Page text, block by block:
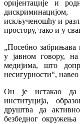
оријентације и
искљученошћу и
простору, тако и у
„Посебно забрињава
у јавном говору,
медијима, што
несигурности“,
Он је истакао да
институција,
друштва да
безбедног